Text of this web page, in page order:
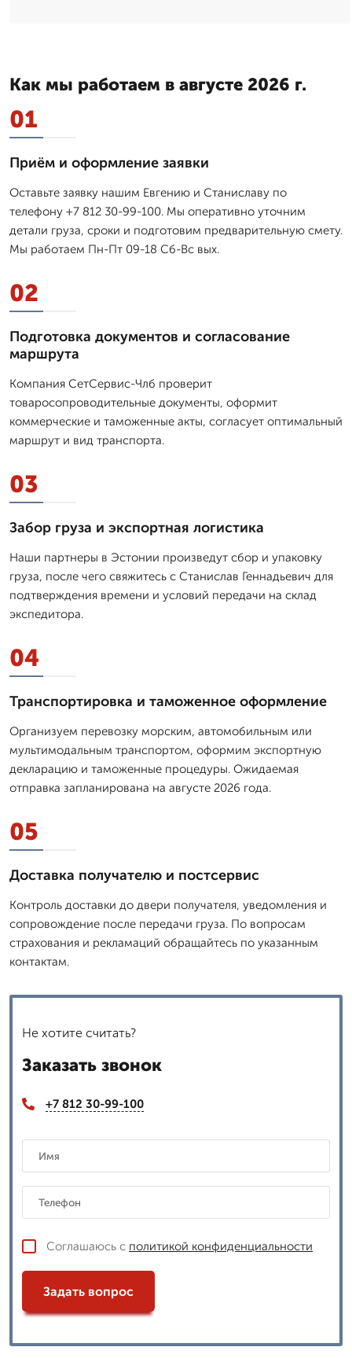
Как мы работаем в августе 2026 г.
01
Приём и оформление заявки
Оставьте заявку нашим Евгению и Станиславу по
телефону +7 812 30-99-100. Мы оперативно уточним
детали груза, сроки и подготовим предварительную смету.
Мы работаем Пн-Пт 09-18 Сб-Вс вых.
02
Подготовка документов и согласование
маршрута
Компания СетСервис-Члб проверит
товаросопроводительные документы, оформит
коммерческие и таможенные акты, согласует оптимальный
маршрут и вид транспорта.
03
Забор груза и экспортная логистика
Наши партнеры в Эстонии произведут сбор и упаковку
груза, после чего свяжитесь с Станислав Геннадьевич для
подтверждения времени и условий передачи на склад
экспедитора.
04
Транспортировка и таможенное оформление
Организуем перевозку морским, автомобильным или
мультимодальным транспортом, оформим экспортную
декларацию и таможенные процедуры. Ожидаемая
отправка запланирована на августе 2026 года.
05
Доставка получателю и постсервис
Контроль доставки до двери получателя, уведомления и
сопровождение после передачи груза. По вопросам
страхования и рекламаций обращайтесь по указанным
контактам.
Не хотите считать?
Заказать звонок
+7 812 30-99-100
Соглашаюсь с политикой конфиденциальности
Задать вопрос